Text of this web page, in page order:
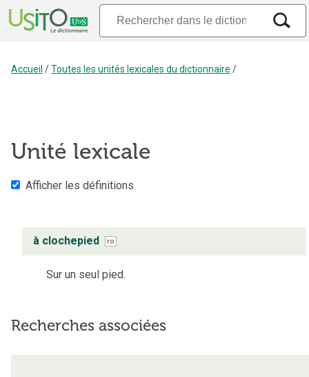
Accueil /Toutes les unités lexicales du dictionnaire /
Unité lexicale
Afficher les définitions
à clochepied ro
Sur un seul pied.
Recherches associées